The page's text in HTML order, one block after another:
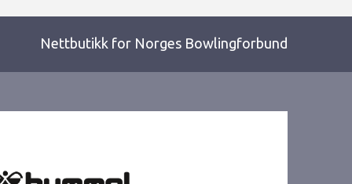
Nettbutikk for Norges Bowlingforbund